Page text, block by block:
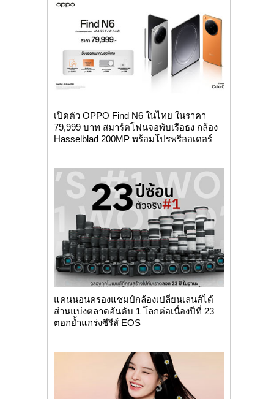
เปิดตัว OPPO Find N6 ในไทย ในราคา
79,999 บาท สมาร์ตโฟนจอพับเรือธง กล้อง
Hasselblad 200MP พร้อมโปรพรีออเดอร์
แคนนอนครองแชมป์กล้องเปลี่ยนเลนส์ได้
ส่วนแบ่งตลาดอันดับ 1 โลกต่อเนื่องปีที่ 23
ตอกย้ำแกร่งซีรีส์ EOS